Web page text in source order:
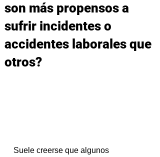
son más propensos a
sufrir incidentes o
accidentes laborales que
otros?
Suele creerse que algunos